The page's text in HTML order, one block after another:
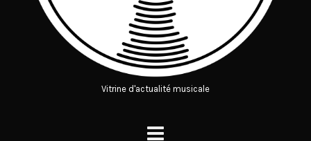
Vitrine d'actualité musicale